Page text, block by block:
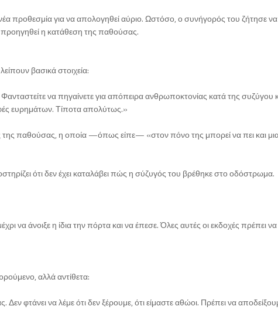
προθεσμία για να απολογηθεί αύριο. Ωστόσο, ο συνήγορός του ζήτησε
η κατάθεση της παθούσας.
βασικά στοιχεία:
να πηγαίνετε για απόπειρα ανθρωποκτονίας κατά της
ευρημάτων. Τίποτα απολύτως.»
της παθούσας, η οποία —όπως είπε— «στον πόνο της μπορεί να πει και
ότι δεν έχει καταλάβει πώς η σύζυγός του βρέθηκε στο οδόστρωμα.
να άνοιξε η ίδια την πόρτα και να έπεσε. Όλες αυτές οι εκδοχές πρέπει
αλλά αντίθετα:
φτάνει να λέμε ότι δεν ξέρουμε, ότι είμαστε αθώοι. Πρέπει να